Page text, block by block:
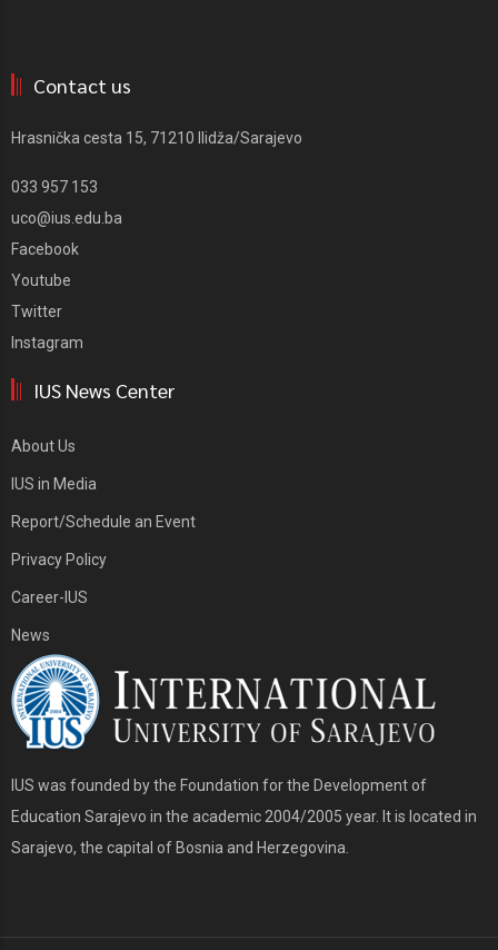
Contact us
Hrasnička cesta 15, 71210 Ilidža/Sarajevo
033 957 153
uco@ius.edu.ba
Facebook
Youtube
Twitter
Instagram
IUS News Center
About Us
IUS in Media
Report/Schedule an Event
Privacy Policy
Career-IUS
News
IUS was founded by the Foundation for the Development of
Education Sarajevo in the academic 2004/2005 year. It is located in
Sarajevo, the capital of Bosnia and Herzegovina.